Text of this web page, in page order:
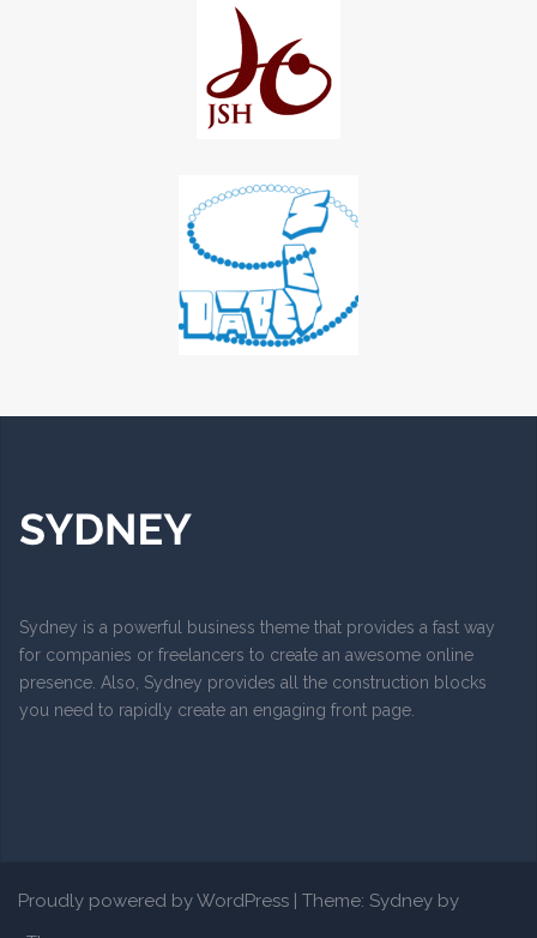
Sydney is a powerful business theme that provides a fast way
for companies or freelancers to create an awesome online
presence. Also, Sydney provides all the construction blocks
you need to rapidly create an engaging front page.
Proudly powered by WordPress | Theme: Sydney by